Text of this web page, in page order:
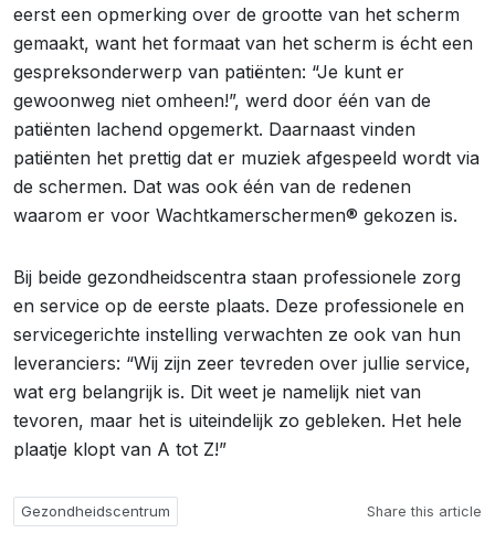
eerst een opmerking over de grootte van het scherm
gemaakt, want het formaat van het scherm is écht een
gespreksonderwerp van patiënten: “Je kunt er
gewoonweg niet omheen!”, werd door één van de
patiënten lachend opgemerkt. Daarnaast vinden
patiënten het prettig dat er muziek afgespeeld wordt via
de schermen. Dat was ook één van de redenen
waarom er voor Wachtkamerschermen® gekozen is.
Bij beide gezondheidscentra staan professionele zorg
en service op de eerste plaats. Deze professionele en
servicegerichte instelling verwachten ze ook van hun
leveranciers: “Wij zijn zeer tevreden over jullie service,
wat erg belangrijk is. Dit weet je namelijk niet van
tevoren, maar het is uiteindelijk zo gebleken. Het hele
plaatje klopt van A tot Z!”
Gezondheidscentrum Share this article